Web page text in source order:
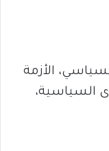
الأزمة
السياسية،